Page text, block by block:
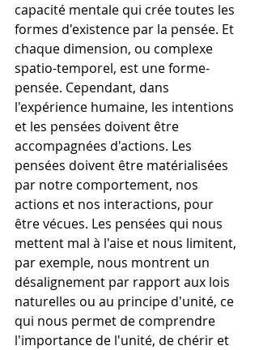
capacité mentale qui crée toutes les
formes d'existence par la pensée. Et
chaque dimension, ou complexe
spatio-temporel, est une forme-
pensée. Cependant, dans
l'expérience humaine, les intentions
et les pensées doivent être
accompagnées d'actions. Les
pensées doivent être matérialisées
par notre comportement, nos
actions et nos interactions, pour
être vécues. Les pensées qui nous
mettent mal à l'aise et nous limitent,
par exemple, nous montrent un
désalignement par rapport aux lois
naturelles ou au principe d'unité, ce
qui nous permet de comprendre
l'importance de l'unité, de chérir et